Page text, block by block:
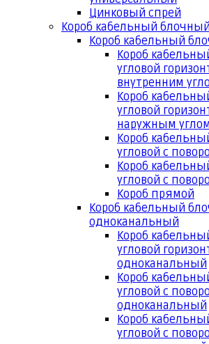
Цинковый спрей
Короб кабельный
Короб кабельный
Короб
угловой
внутренним
Короб
угловой
наружным
Короб
угловой с
Короб
угловой с
Короб прямой
Короб кабельный
одноканальный
Короб
угловой
одноканальный
Короб
угловой с
одноканальный
Короб
угловой с